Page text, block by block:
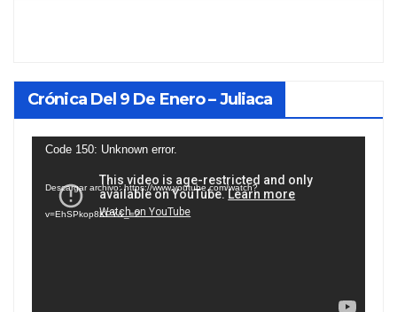
Crónica Del 9 De Enero – Juliaca
Reproductor
vídeo
Code 150: Unknown error.
Descargar archivo: https://www.youtube.com/watch?
v=EhSPkop8KPY&_=2